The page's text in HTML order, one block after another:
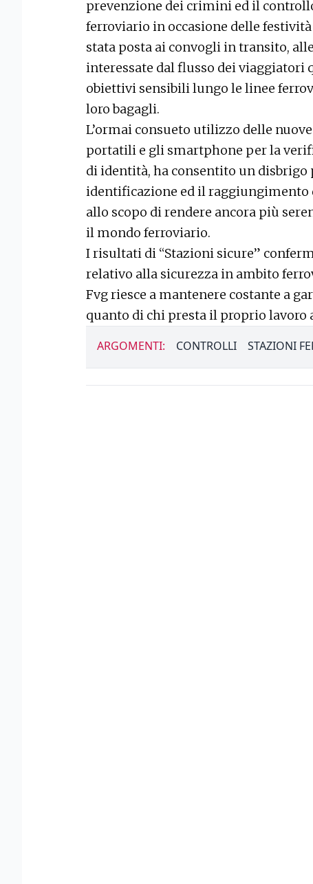
prevenzione dei crimini ed il
ferroviario in occasione delle
stata posta ai convogli in transito,
interessate dal flusso dei viaggiatori
obiettivi sensibili lungo le linee
loro bagagli.
L’ormai consueto utilizzo delle
portatili e gli smartphone per la
di identità, ha consentito un
identificazione ed il raggiungimento
allo scopo di rendere ancora più
il mondo ferroviario.
I risultati di “Stazioni sicure”
relativo alla sicurezza in ambito
Fvg riesce a mantenere costante a
quanto di chi presta il proprio lavoro
ARGOMENTI: CONTROLLI STAZIONI